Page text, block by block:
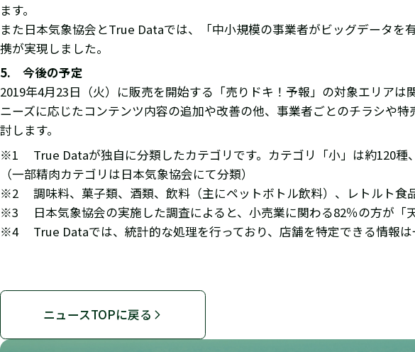
ます。
また日本気象協会とTrue Dataでは、「中小規模の事業者がビッグデータ
携が実現しました。
5. 今後の予定
2019年4月23日（火）に販売を開始する「売りドキ！予報」の対象エリア
ニーズに応じたコンテンツ内容の追加や改善の他、事業者ごとのチラシや
討します。
※1 True Dataが独自に分類したカテゴリです。カテゴリ「小」は約120種
（一部精肉カテゴリは日本気象協会にて分類）
※2 調味料、菓子類、酒類、飲料（主にペットボトル飲料）、レトルト食
※3 日本気象協会の実施した調査によると、小売業に関わる82％の方が「
※4 True Dataでは、統計的な処理を行っており、店舗を特定できる情報は
ニュースTOPに戻る